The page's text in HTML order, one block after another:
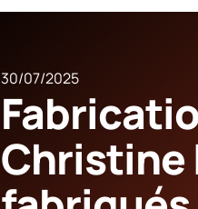
30/07/2025
Christine